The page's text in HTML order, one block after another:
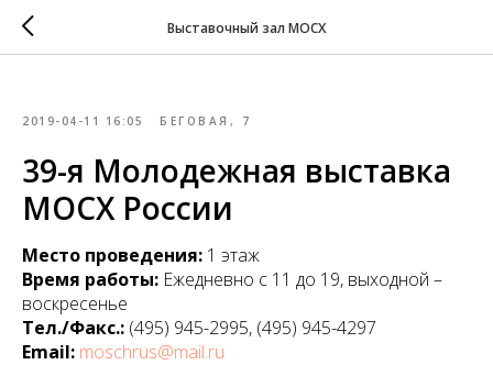
Выставочный зал МОСХ
2019-04-11 16:05 БЕГОВАЯ, 7
39-я Молодежная выставка
МОСХ России
Место проведения: 1 этаж
Время работы: Ежедневно с 11 до 19, выходной –
воскресенье
Тел./Факс.: (495) 945-2995, (495) 945-4297
Email: moschrus@mail.ru